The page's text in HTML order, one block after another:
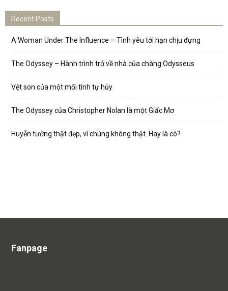
Recent Posts
A Woman Under The Influence – Tình yêu tới hạn chịu đựng
The Odyssey – Hành trình trở về nhà của chàng Odysseus
Vệt son của một mối tình tự hủy
The Odyssey của Christopher Nolan là một Giấc Mơ
Huyễn tưởng thật đẹp, vì chúng không thật. Hay là có?
Fanpage